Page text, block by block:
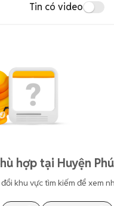
Tin có video
hợp tại Huyện
khu vực tìm kiếm để xem